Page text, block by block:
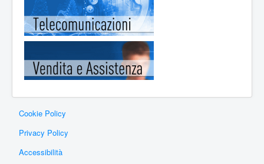
Cookie Policy
Privacy Policy
Accessibilità